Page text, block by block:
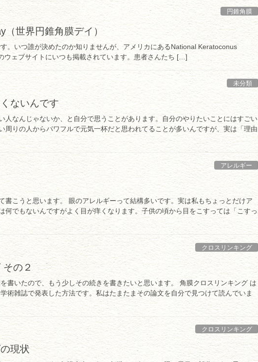
円錐角膜
世界円錐角膜デイ）
。いつ誰が決めたのか知りませんが、アメリカにあるNational Keratoconus
ウェブサイトにいつも掲載されています。患者さんたち […]
未分類
ないんです
人なんじゃないか、と自分で思うことがあります。自分のやりたいことにはすごい
周りの人からパワフルで元気一杯だと思われてることが多いんですが、実は「理由
アレルギー
書こうと思います。 眼のアレルギーって結構多いです。実は私もちょっとだけア
何でもないんですがよく目が痒くなります。子供の頃から目をこすっては「こすっ
クロスリンキング
の２
書いたので、もう少しその続きを書きたいと思います。 角膜クロスリンキング は
術雑誌で発表した方法です。私はたまたまその論文を自分で見つけて読んでいま
クロスリンキング
現状